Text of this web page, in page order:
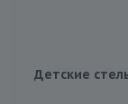
Детские